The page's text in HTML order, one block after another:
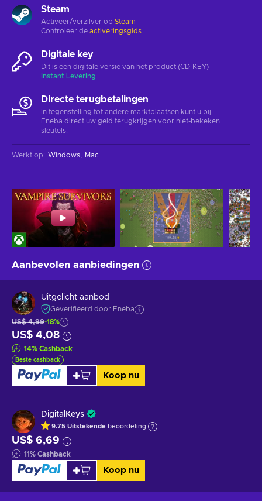
Steam
Activeer/verzilver op Steam
Controleer de activeringsgids
Digitale key
Dit is een digitale versie van het product (CD-KEY)
Instant Levering
Directe terugbetalingen
In tegenstelling tot andere marktplaatsen kunt u bij
Eneba direct uw geld terugkrijgen voor niet-bekeken
sleutels.
Werkt op: Windows Mac
Aanbevolen aanbiedingen
Uitgelicht aanbod
Geverifieerd door Eneba
US$ 4,99-18%
US$ 4,08
14% Cashback
Beste cashback
Koop nu
DigitalKeys
9.75 Uitstekende beoordeling
US$ 6,69
11% Cashback
Koop nu